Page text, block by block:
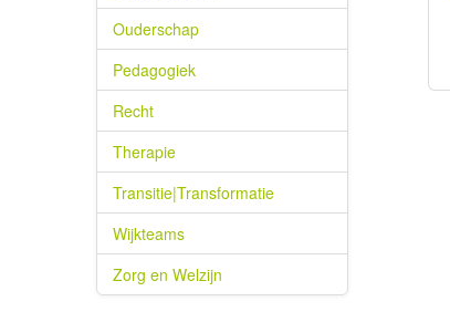
Ouderschap
Pedagogiek
Recht
Therapie
Transitie|Transformatie
Wijkteams
Zorg en Welzijn